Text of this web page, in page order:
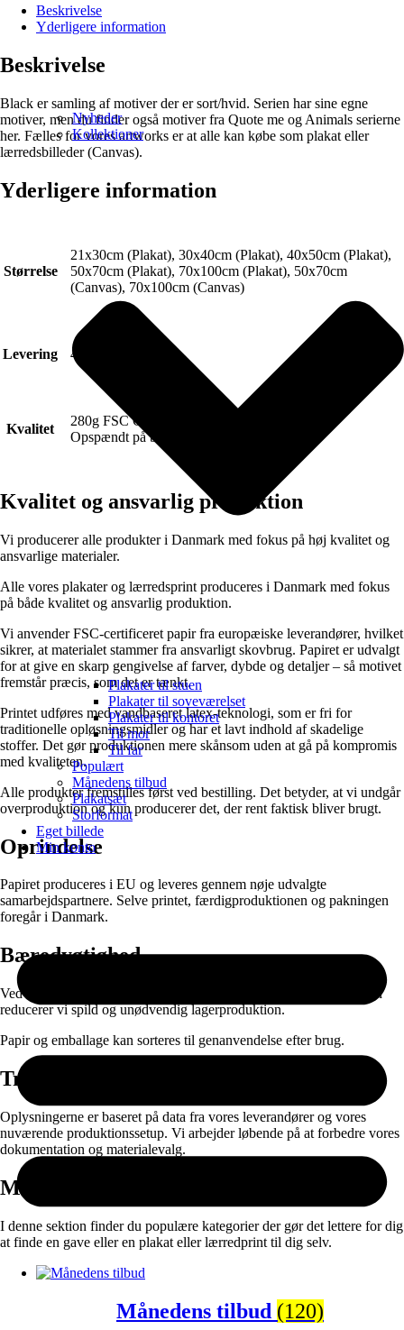
Nyheder
Kollektioner
Plakater til stuen
Plakater til soveværelset
Plakater til kontoret
Til mor
Til far
Populært
Månedens tilbud
Plakatsæt
Storformat
Eget billede
Min konto
Beskrivelse
Yderligere information
Beskrivelse
Black er samling af motiver der er sort/hvid. Serien har sine egne
motiver, men du finder også motiver fra Quote me og Animals serierne
her. Fælles for vores artworks er at alle kan købe som plakat eller
lærredsbilleder (Canvas).
Yderligere information
Størrelse
21x30cm (Plakat), 30x40cm (Plakat), 40x50cm (Plakat),
50x70cm (Plakat), 70x100cm (Plakat), 50x70cm
(Canvas), 70x100cm (Canvas)
Levering 4-6 hverdage.
Kvalitet
280g FSC Certificeret Art canvas (Lærred).
Opspændt på blindramme.
Kvalitet og ansvarlig produktion
Vi producerer alle produkter i Danmark med fokus på høj kvalitet og
ansvarlige materialer.
Alle vores plakater og lærredsprint produceres i Danmark med fokus
på både kvalitet og ansvarlig produktion.
Vi anvender FSC-certificeret papir fra europæiske leverandører, hvilket
sikrer, at materialet stammer fra ansvarligt skovbrug. Papiret er udvalgt
for at give en skarp gengivelse af farver, dybde og detaljer – så motivet
fremstår præcis, som det er tænkt.
Printet udføres med vandbaseret latex-teknologi, som er fri for
traditionelle opløsningsmidler og har et lavt indhold af skadelige
stoffer. Det gør produktionen mere skånsom uden at gå på kompromis
med kvaliteten.
Alle produkter fremstilles først ved bestilling. Det betyder, at vi undgår
overproduktion og kun producerer det, der rent faktisk bliver brugt.
Oprindelse
Papiret produceres i EU og leveres gennem nøje udvalgte
samarbejdspartnere. Selve printet, færdigproduktionen og pakningen
foregår i Danmark.
Bæredygtighed
Ved at kombinere ansvarlige materialer med on-demand produktion
reducerer vi spild og unødvendig lagerproduktion.
Papir og emballage kan sorteres til genanvendelse efter brug.
Transparens
Oplysningerne er baseret på data fra vores leverandører og vores
nuværende produktionssetup. Vi arbejder løbende på at forbedre vores
dokumentation og materialevalg.
Måske vil du også synes om:
I denne sektion finder du populære kategorier der gør det lettere for dig
at finde en gave eller en plakat eller lærredprint til dig selv.
Månedens tilbud (120)